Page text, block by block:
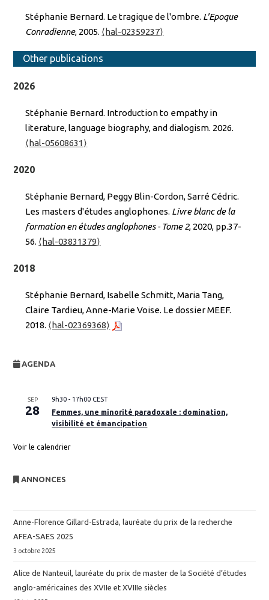
Stéphanie Bernard. Le tragique de l'ombre. L'Epoque
Conradienne, 2005. ⟨hal-02359237⟩
Other publications
2026
Stéphanie Bernard. Introduction to empathy in
literature, language biography, and dialogism. 2026.
⟨hal-05608631⟩
2020
Stéphanie Bernard, Peggy Blin-Cordon, Sarré Cédric.
Les masters d'études anglophones. Livre blanc de la
formation en études anglophones - Tome 2, 2020, pp.37-
56. ⟨hal-03831379⟩
2018
Stéphanie Bernard, Isabelle Schmitt, Maria Tang,
Claire Tardieu, Anne-Marie Voise. Le dossier MEEF.
2018. ⟨hal-02369368⟩
AGENDA
SEP
28
9h30 - 17h00 CEST
Femmes, une minorité paradoxale : domination,
visibilité et émancipation
Voir le calendrier
ANNONCES
Anne-Florence Gillard-Estrada, lauréate du prix de la recherche
AFEA-SAES 2025
3 octobre 2025
Alice de Nanteuil, lauréate du prix de master de la Société d’études
anglo-américaines des XVIIe et XVIIIe siècles